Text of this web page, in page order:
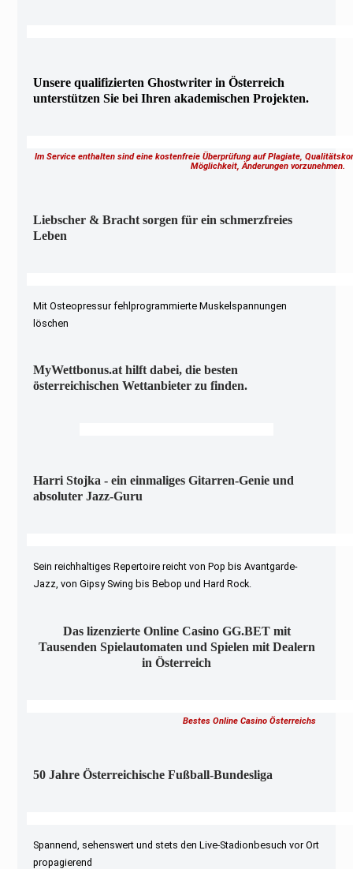
Unsere qualifizierten Ghostwriter in Österreich
unterstützen Sie bei Ihren akademischen Projekten.
Im Service enthalten sind eine kostenfreie Überprüfung auf Plagiate,
Möglichkeit, Änderungen vorzunehmen.
Liebscher & Bracht sorgen für ein schmerzfreies
Leben
Mit Osteopressur fehlprogrammierte Muskelspannungen
löschen
MyWettbonus.at hilft dabei, die besten
österreichischen Wettanbieter zu finden.
Harri Stojka - ein einmaliges Gitarren-Genie und
absoluter Jazz-Guru
Sein reichhaltiges Repertoire reicht von Pop bis Avantgarde-
Jazz, von Gipsy Swing bis Bebop und Hard Rock.
Das lizenzierte Online Casino GG.BET mit
Tausenden Spielautomaten und Spielen mit Dealern
in Österreich
Bestes Online Casino Österreichs
50 Jahre Österreichische Fußball-Bundesliga
Spannend, sehenswert und stets den Live-Stadionbesuch vor Ort
propagierend